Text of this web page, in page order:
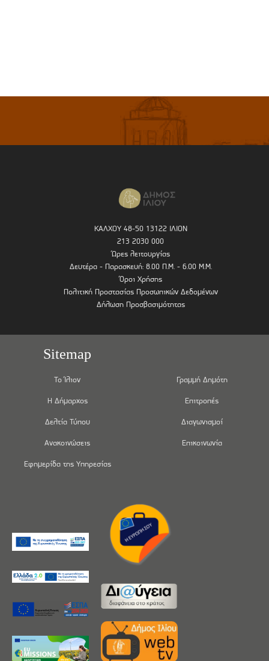
ΚΑΛΧΟΥ 48-50 13122 ΙΛΙΟΝ
213 2030 000
Ώρες λειτουργίας
Δευτέρα - Παρασκευή: 8.00 Π.Μ. - 6.00 Μ.Μ.
Όροι Χρήσης
Πολιτική Προστασίας Προσωπικών Δεδομένων
Δήλωση Προσβασιμότητας
Sitemap
Το Ίλιον
Η Δήμαρχος
Δελτία Τύπου
Ανακοινώσεις
Εφημερίδα της Υπηρεσίας
Γραμμή Δημότη
Επιτροπές
Διαγωνισμοί
Επικοινωνία